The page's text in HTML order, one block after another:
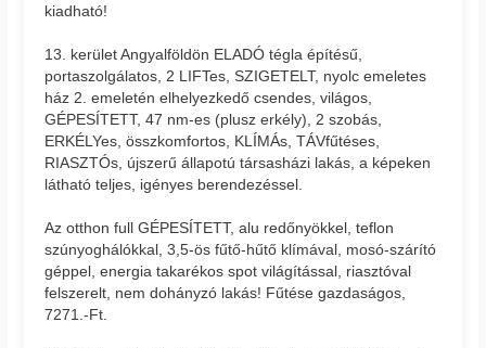
kiadható!
13. kerület Angyalföldön ELADÓ tégla építésű,
portaszolgálatos, 2 LIFTes, SZIGETELT, nyolc emeletes
ház 2. emeletén elhelyezkedő csendes, világos,
GÉPESÍTETT, 47 nm-es (plusz erkély), 2 szobás,
ERKÉLYes, összkomfortos, KLÍMÁs, TÁVfűtéses,
RIASZTÓs, újszerű állapotú társasházi lakás, a képeken
látható teljes, igényes berendezéssel.
Az otthon full GÉPESÍTETT, alu redőnyökkel, teflon
szúnyoghálókkal, 3,5-ös fűtő-hűtő klímával, mosó-szárító
géppel, energia takarékos spot világítással, riasztóval
felszerelt, nem dohányzó lakás! Fűtése gazdaságos,
7271.-Ft.